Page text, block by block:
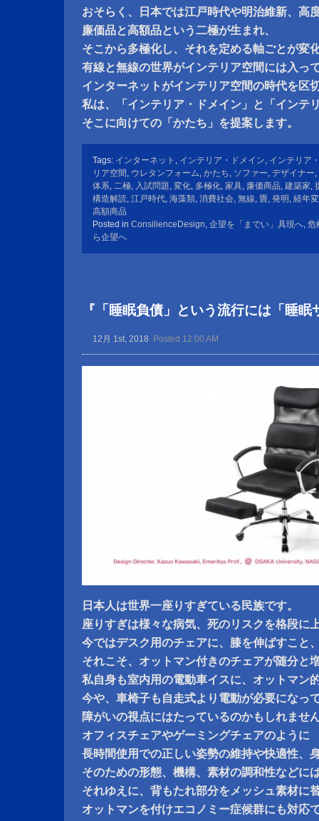
おそらく、日本では江戸時代や明治維新、高
廉価品と高額品という二極が生まれ、
そこから多極化し、それを定める軸ごとが変
有線と無線の世界がインテリア空間には入っ
インターネットがインテリア空間の時代を区
私は、「インテリア・ドメイン」と「インテ
そこに向けての「かたち」を提案します。
Tags: インターネット , インテリア・ドメイン, インテリア
リア空間 , ウレタンフォーム, かたち, ソファー, デザイナー,
体系, 二極, 入試問題, 変化, 多極化, 家具, 廉価商品, 建築家,
構造解読, 江戸時代, 海藻類, 消費社会, 無線, 畳, 発明 , 経年
高額商品
Posted in ConsilienceDesign, 企望を「までい」具現へ, 危
ら企望へ
『「睡眠負債」という流行には「睡
12月 1st, 2018 Posted 12:00 AM
日本人は世界一座りすぎている民族です。
座りすぎは様々な病気、死のリスクを格段に
今ではデスク用のチェアに、膝を伸ばすこと
それこそ、オットマン付きのチェアが随分と
私自身も室内用の電動車イスに、オットマン
今や、車椅子も自走式より電動が必要になっ
障がいの視点にはたっているのかもしれませ
オフィスチェアやゲーミングチェアのように
長時間使用での正しい姿勢の維持や快適性、
そのための形態、機構、素材の調和性などに
それゆえに、背もたれ部分をメッシュ素材に
オットマンを付けエコノミー症候群にも対応